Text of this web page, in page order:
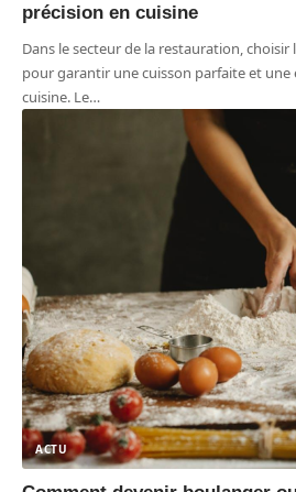
précision en cuisine
Dans le secteur de la restauration,
pour garantir une cuisson parfaite et une
cuisine. Le…
ACTU